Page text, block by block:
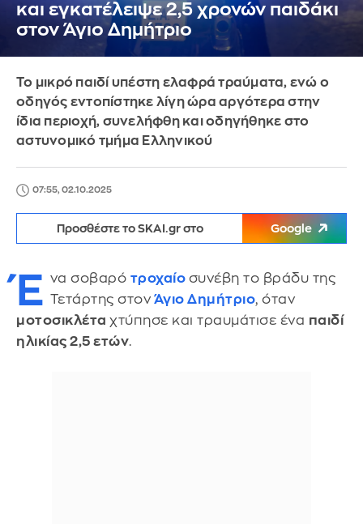
και εγκατέλειψε 2,5 χρονών παιδάκι
στον Άγιο Δημήτριο
Το μικρό παιδί υπέστη ελαφρά τραύματα, ενώ ο
οδηγός εντοπίστηκε λίγη ώρα αργότερα στην
ίδια περιοχή, συνελήφθη και οδηγήθηκε στο
αστυνομικό τμήμα Ελληνικού
07:55, 02.10.2025
Προσθέστε το SKAI.gr στο Google
Έ να σοβαρό τροχαίο συνέβη το βράδυ της
Τετάρτης στον Άγιο Δημήτριο, όταν
μοτοσικλέτα χτύπησε και τραυμάτισε ένα παιδί
ηλικίας 2,5 ετών.